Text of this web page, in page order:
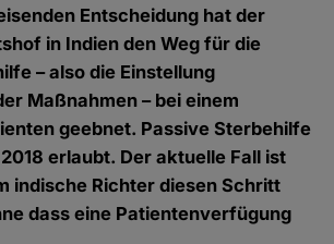
Entscheidung hat der
in Indien den Weg für die
– also die Einstellung
Maßnahmen – bei einem
geebnet. Passive Sterbehilfe
erlaubt. Der aktuelle Fall ist
indische Richter diesen Schritt
dass eine Patientenverfügung